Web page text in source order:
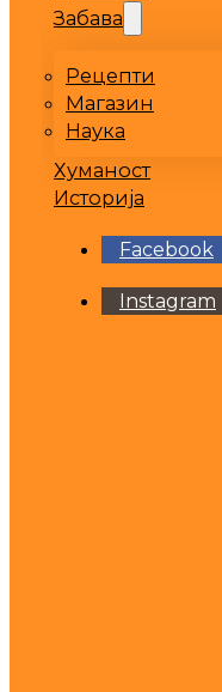
Забава
Рецепти
Магазин
Наука
Хуманост
Историја
Facebook
Instagram